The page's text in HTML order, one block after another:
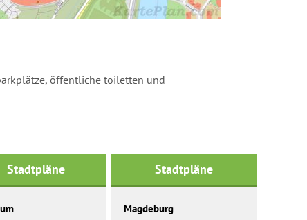
öffentliche toiletten und
Stadtpläne Stadtpläne
Magdeburg